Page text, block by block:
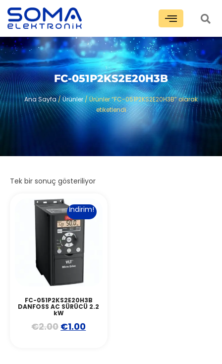
FC-051P2KS2E20H3B
Ana Sayfa/Ürünler/ Ürünler “FC-051P2KS2E20H3B” olarak
etiketlendi
Tek bir sonuç gösteriliyor
İndirim!
FC-051P2KS2E20H3B
DANFOSS AC SÜRÜCÜ 2.2
kW
€2.00 €1.00